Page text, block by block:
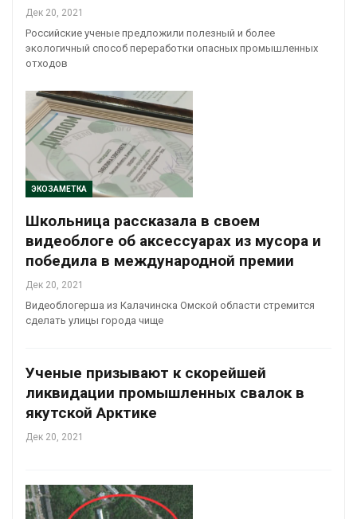
Дек 20, 2021
Российские ученые предложили полезный и более
экологичный способ переработки опасных промышленных
отходов
ЭКОЗАМЕТКА
Школьница рассказала в своем
видеоблоге об аксессуарах из мусора и
победила в международной премии
Дек 20, 2021
Видеоблогерша из Калачинска Омской области стремится
сделать улицы города чище
Ученые призывают к скорейшей
ликвидации промышленных свалок в
якутской Арктике
Дек 20, 2021